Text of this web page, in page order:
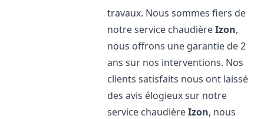
travaux. Nous sommes fiers de
notre service chaudièreIzon,
nous offrons une garantie de 2
ans sur nos interventions. Nos
clients satisfaits nous ont laissé
des avis élogieux sur notre
service chaudièreIzon, nous